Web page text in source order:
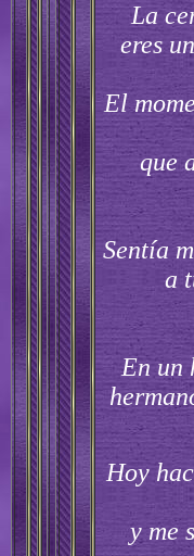
La
eres
El
que
Sentía
a
En un
Hoy
y me